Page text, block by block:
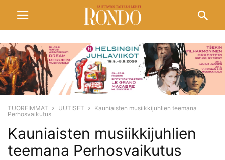
TUOREIMMAT UUTISET
Kauniaisten musiikkijuhlien teemana
Perhosvaikutus
Kauniaisten musiikkijuhlien
teemana Perhosvaikutus